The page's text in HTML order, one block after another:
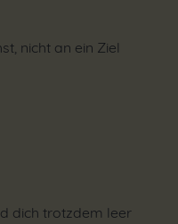
nicht an ein Ziel
dich trotzdem leer